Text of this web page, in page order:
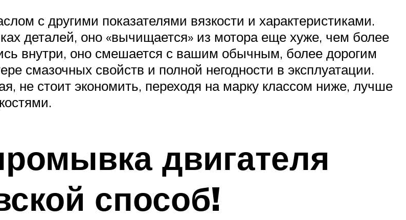
с другими показателями вязкости и характеристиками.
деталей, оно «вычищается» из мотора еще хуже, чем более
внутри, оно смешается с вашим обычным, более дорогим
смазочных свойств и полной негодности в эксплуатации.
не стоит экономить, переходя на марку классом ниже, лучше
двигателя
способ!